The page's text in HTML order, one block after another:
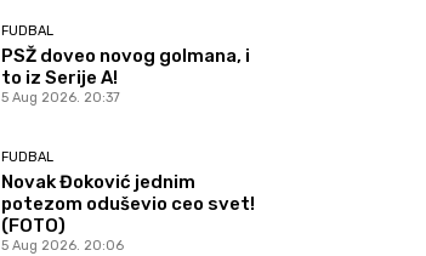
FUDBAL
PSŽ doveo novog golmana, i
to iz Serije A!
5 Aug 2026. 20:37
FUDBAL
Novak Đoković jednim
potezom oduševio ceo svet!
(FOTO)
5 Aug 2026. 20:06